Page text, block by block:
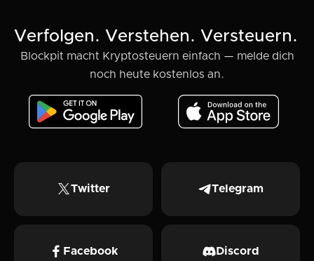
Verfolgen. Verstehen. Versteuern.
Blockpit macht Kryptosteuern einfach — melde dich
noch heute kostenlos an.
Twitter Telegram
Facebook Discord